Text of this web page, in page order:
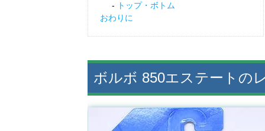
トップ・ボトム
おわりに
ボルボ 850エステートの